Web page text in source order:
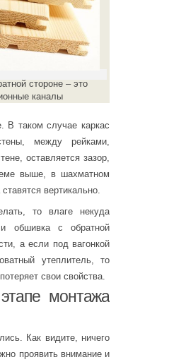
стороне – это
каналы
В таком случае каркас
между рейками,
оставляется зазор,
выше, в шахматном
вертикально.
то влаге некуда
обшивка с обратной
а если под вагонкой
утеплитель, то
свои свойства.
монтажа
Как видите, ничего
проявить внимание и